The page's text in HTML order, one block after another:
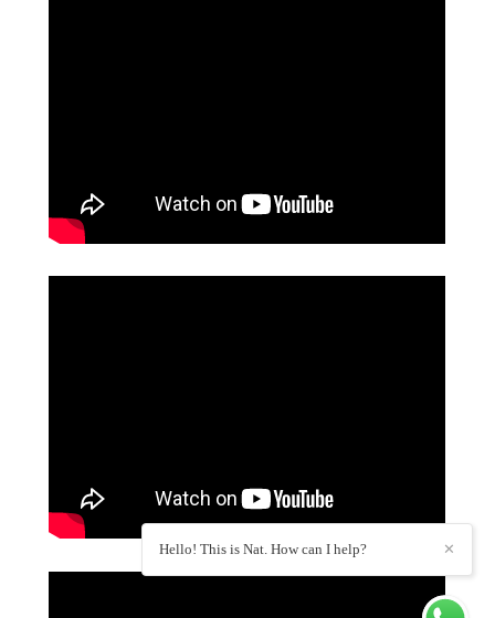
✕
Hello! This is Nat. How can I help?